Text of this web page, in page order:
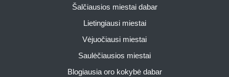
Šalčiausios miestai dabar
Lietingiausi miestai
Vėjuočiausi miestai
Saulėčiausios miestai
Blogiausia oro kokybė dabar